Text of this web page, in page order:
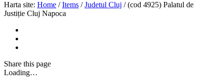
Harta site: Home / Items / Judetul Cluj / (cod 4925) Palatul de
Justiție Cluj Napoca
Share this page
Loading…